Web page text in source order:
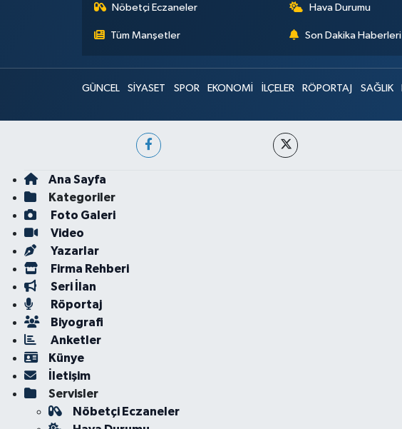
Nöbetçi Eczaneler Hava Durumu
Tüm Manşetler Son Dakika Haberleri
GÜNCEL SİYASET SPOR EKONOMİ İLÇELER RÖPORTAJ SAĞLIK
Ana Sayfa
Kategoriler
Foto Galeri
Video
Yazarlar
Firma Rehberi
Seri İlan
Röportaj
Biyografi
Anketler
Künye
İletişim
Servisler
Nöbetçi Eczaneler